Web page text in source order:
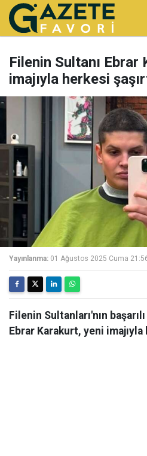
Filenin Sultanı Ebrar
imajıyla herkesi
Yayınlanma: 01 Ağustos 2025 Cuma
Filenin Sultanları'nın
Ebrar Karakurt, yeni imajıyla